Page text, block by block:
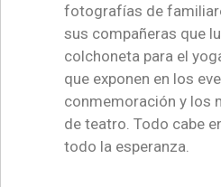
fotografías de
sus compañeras que
colchoneta para el
que exponen en los
conmemoración y los
de teatro. Todo cabe
todo la esperanza.